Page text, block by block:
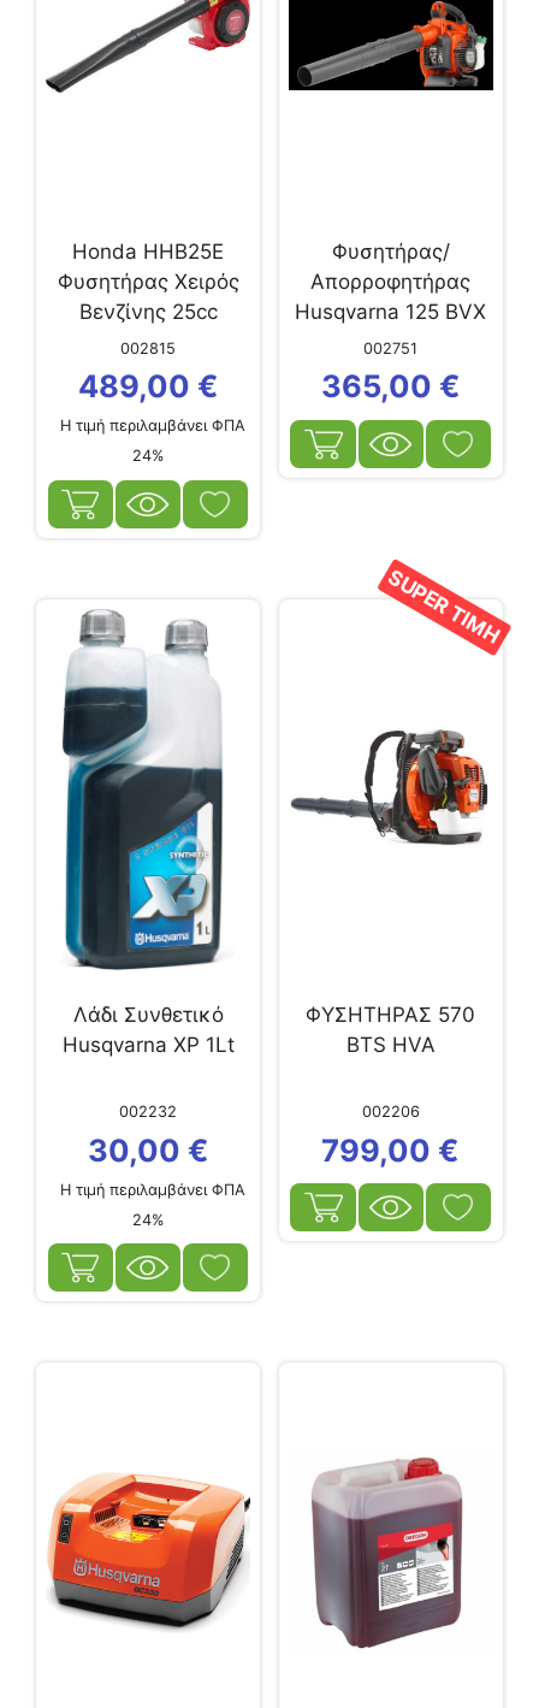
Honda HHB25E
Φυσητήρας Χειρός
Βενζίνης 25cc
002815
489,00 €
Η τιμή περιλαμβάνει ΦΠΑ
24%
Φυσητήρας/
Απορροφητήρας
Husqvarna 125 BVX
002751
365,00 €
Λάδι Συνθετικό
Husqvarna XP 1Lt
002232
30,00 €
Η τιμή περιλαμβάνει ΦΠΑ
24%
SUPER ΤΙΜΗ
ΦΥΣΗΤΗΡΑΣ 570
ΒΤS HVA
002206
799,00 €